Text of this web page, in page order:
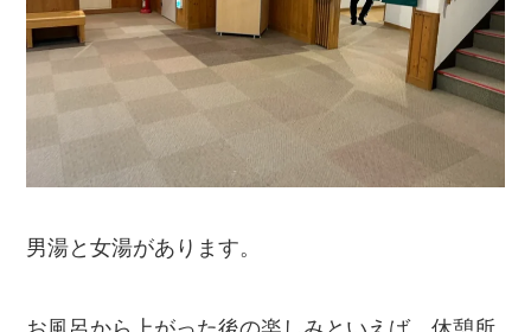
男湯と女湯があります。